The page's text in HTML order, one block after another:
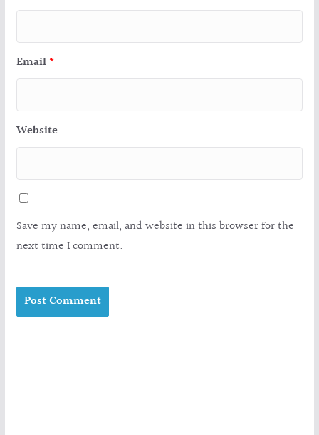
Email *
Website
Save my name, email, and website in this browser for the
next time I comment.